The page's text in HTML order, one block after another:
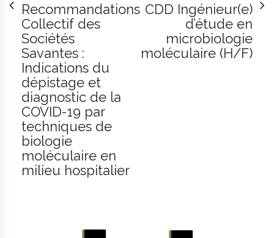
Recommandations
Collectif des
Sociétés
Savantes :
Indications du
dépistage et
diagnostic de la
COVID-19 par
techniques de
biologie
moléculaire en
milieu hospitalier
CDD Ingénieur(e)
d’étude en
microbiologie
moléculaire (H/F)